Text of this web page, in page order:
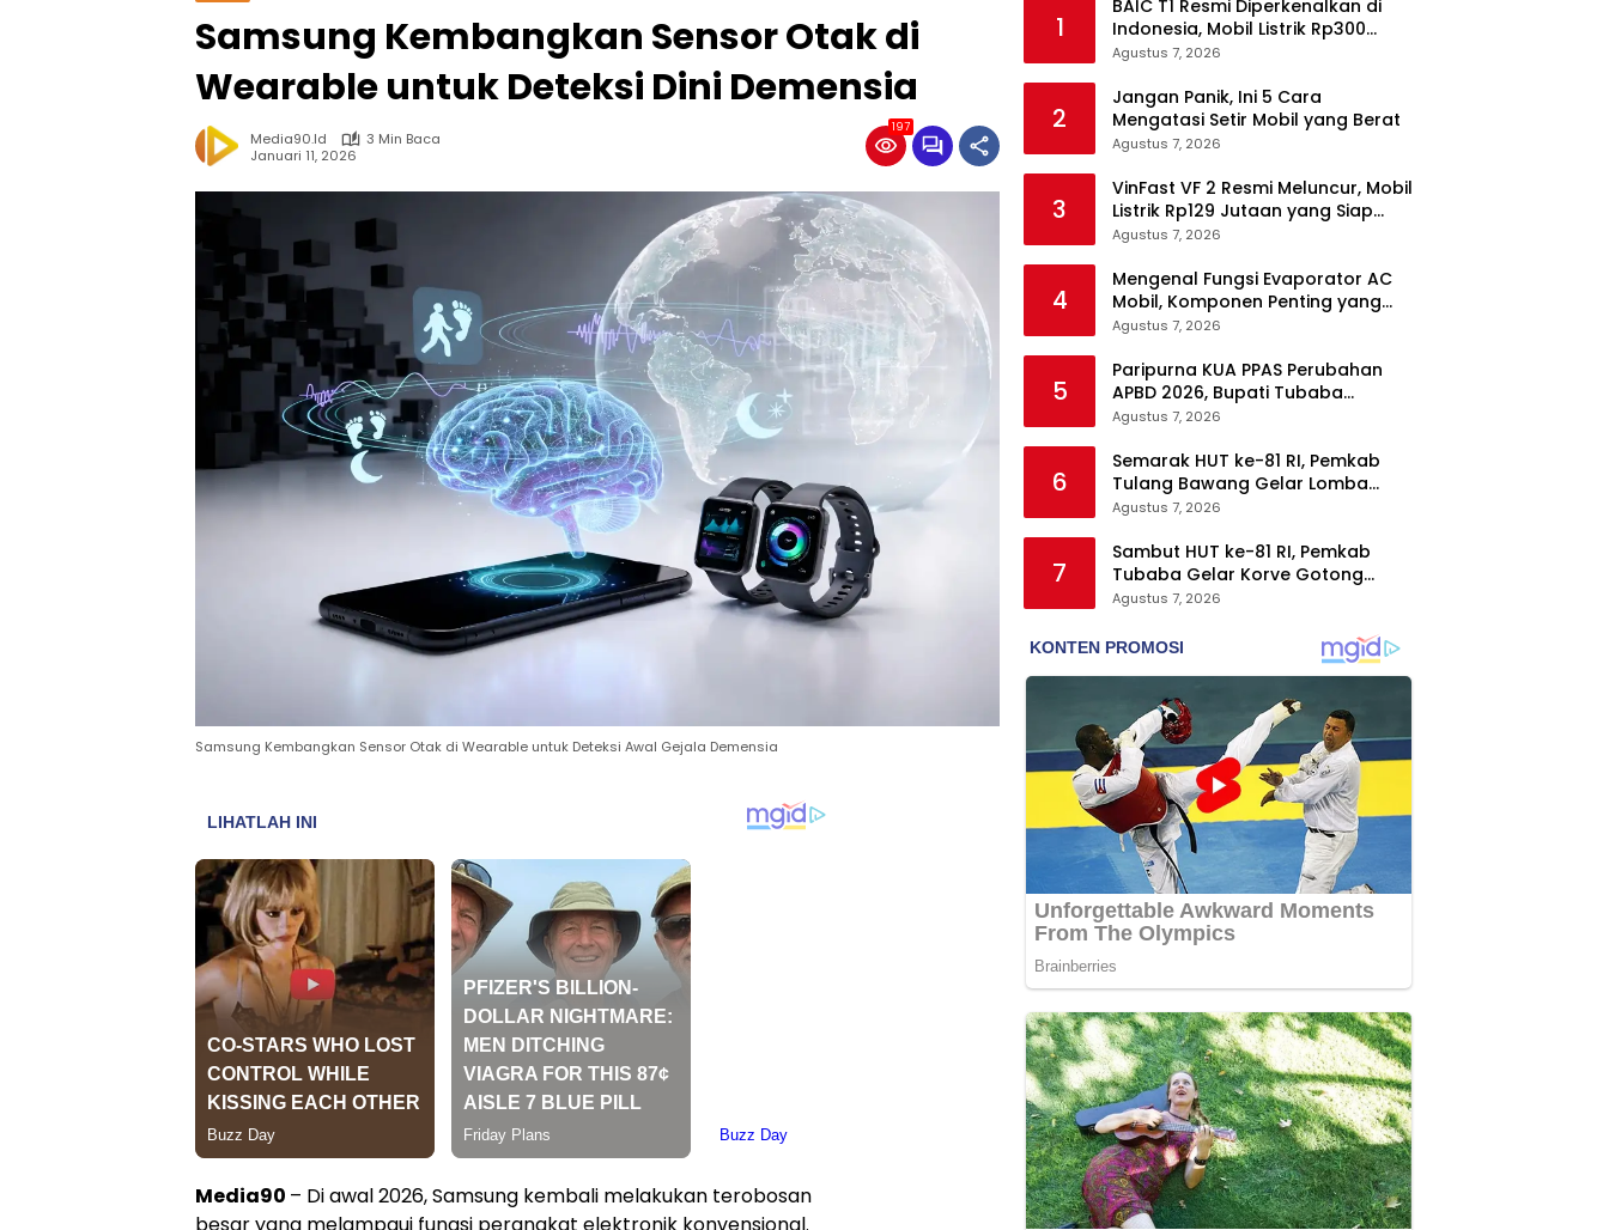
Samsung Kembangkan Sensor Otak di
Wearable untuk Deteksi Dini Demensia
Media90.id
3 Min Baca
Januari 11, 2026
197
Samsung Kembangkan Sensor Otak di Wearable untuk Deteksi Awal Gejala Demensia
Media90 – Di awal 2026, Samsung kembali melakukan terobosan
1
BAIC T1 Resmi Diperkenalkan di
Indonesia, Mobil Listrik Rp300
Jutaan Siap Ramaikan Pasar EV
Agustus 7, 2026
2
Jangan Panik, Ini 5 Cara
Mengatasi Setir Mobil yang Berat
Agustus 7, 2026
3
VinFast VF 2 Resmi Meluncur, Mobil
Listrik Rp129 Jutaan yang Siap
Jadi Alternatif Pengganti Motor
Agustus 7, 2026
4
Mengenal Fungsi Evaporator AC
Mobil, Komponen Penting yang
Sering Terlupakan
Agustus 7, 2026
5
Paripurna KUA PPAS Perubahan
APBD 2026, Bupati Tubaba
Targetkan Pendapatan Daerah
Agustus 7, 2026
6
Semarak HUT ke-81 RI, Pemkab
Tulang Bawang Gelar Lomba
Senam Udang Manis
Agustus 7, 2026
7
Sambut HUT ke-81 RI, Pemkab
Tubaba Gelar Korve Gotong
Royong dan Bersih-Bersih
Agustus 7, 2026